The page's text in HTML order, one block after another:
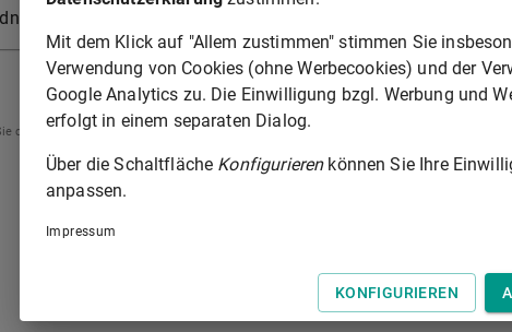
Dienststellen und die Einsatzleitung können Ausnahmen
die Pfeiltasten der Tastatur zur Navigation zwischen Normen.
Mit dem Klick auf "Allem zustimmen" stimmen Sie
Verwendung von Cookies (ohne Werbecookies) und der
Google Analytics zu. Die Einwilligung bzgl. Werbung und
erfolgt in einem separaten Dialog.
Über die Schaltfläche Konfigurierenkönnen Sie Ihre
anpassen.
Impressum
KONFIGURIEREN